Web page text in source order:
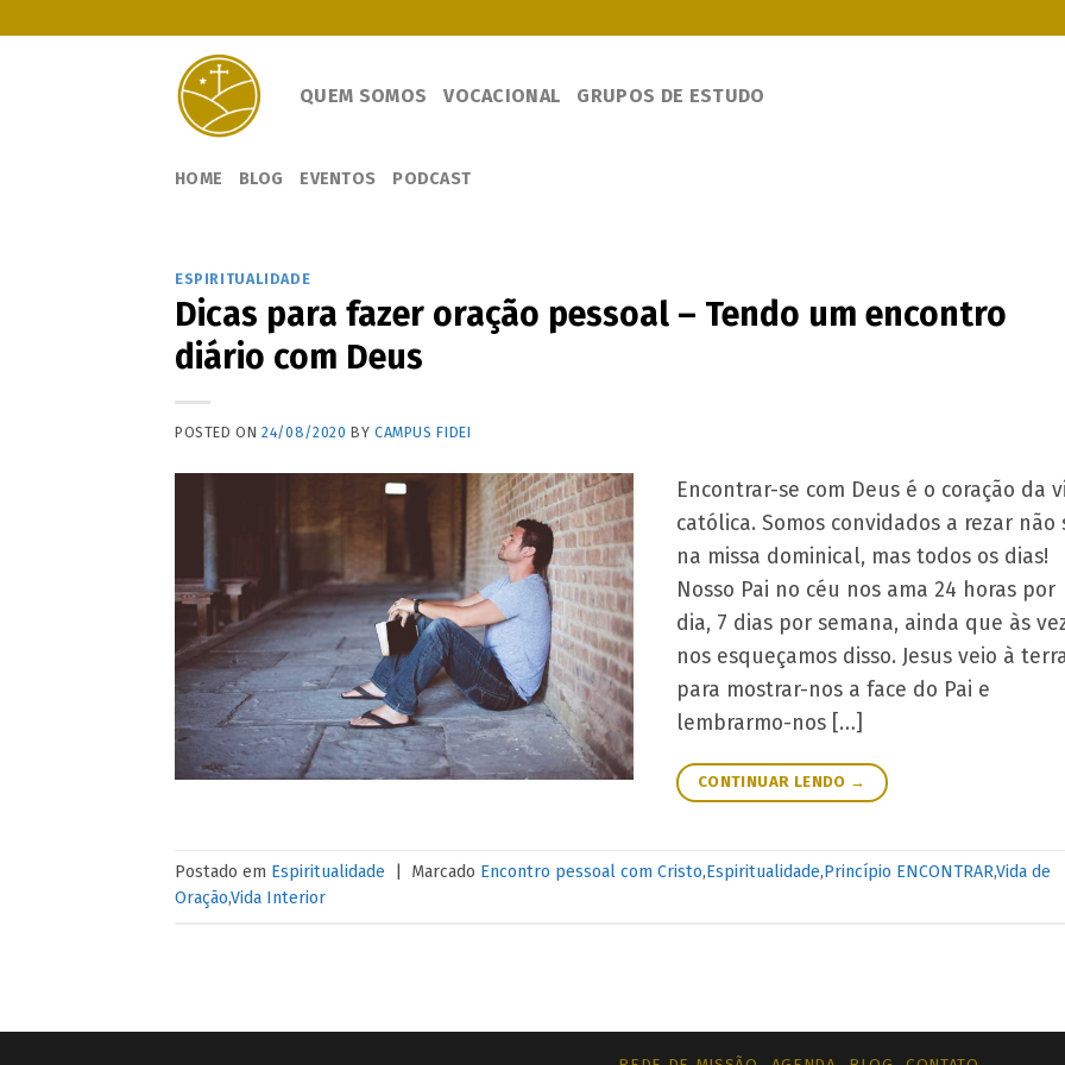
QUEM SOMOS VOCACIONAL GRUPOS DE ESTUDO
HOME BLOG EVENTOS PODCAST
ESPIRITUALIDADE
Dicas para fazer oração pessoal – Tendo um encontro
diário com Deus
POSTED ON24/08/2020 BY CAMPUS FIDEI
Encontrar-se com Deus é o coração da
católica. Somos convidados a rezar não
na missa dominical, mas todos os dias!
Nosso Pai no céu nos ama 24 horas por
dia, 7 dias por semana, ainda que às
nos esqueçamos disso. Jesus veio à
para mostrar-nos a face do Pai e
lembrarmo-nos […]
CONTINUAR LENDO →
Postado em Espiritualidade Marcado Encontro pessoal com Cristo,Espiritualidade,Princípio ENCONTRAR,Vida de
Oração,Vida Interior